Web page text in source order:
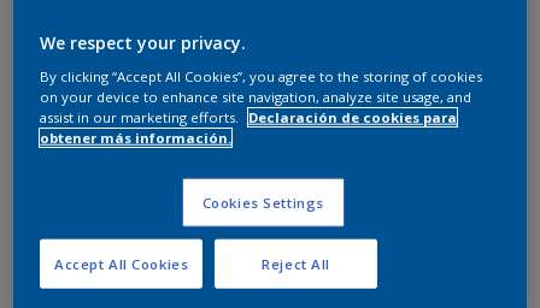
Sólo disponible en tienda
We respect your privacy.
By clicking “Accept All Cookies”, you agree to the storing of cookies
on your device to enhance site navigation, analyze site usage, and
assist in our marketing efforts.
Declaración de cookies para
obtener más información.
Cookies Settings
Reject All
Accept All Cookies